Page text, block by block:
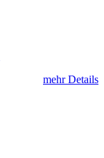
mehr Details